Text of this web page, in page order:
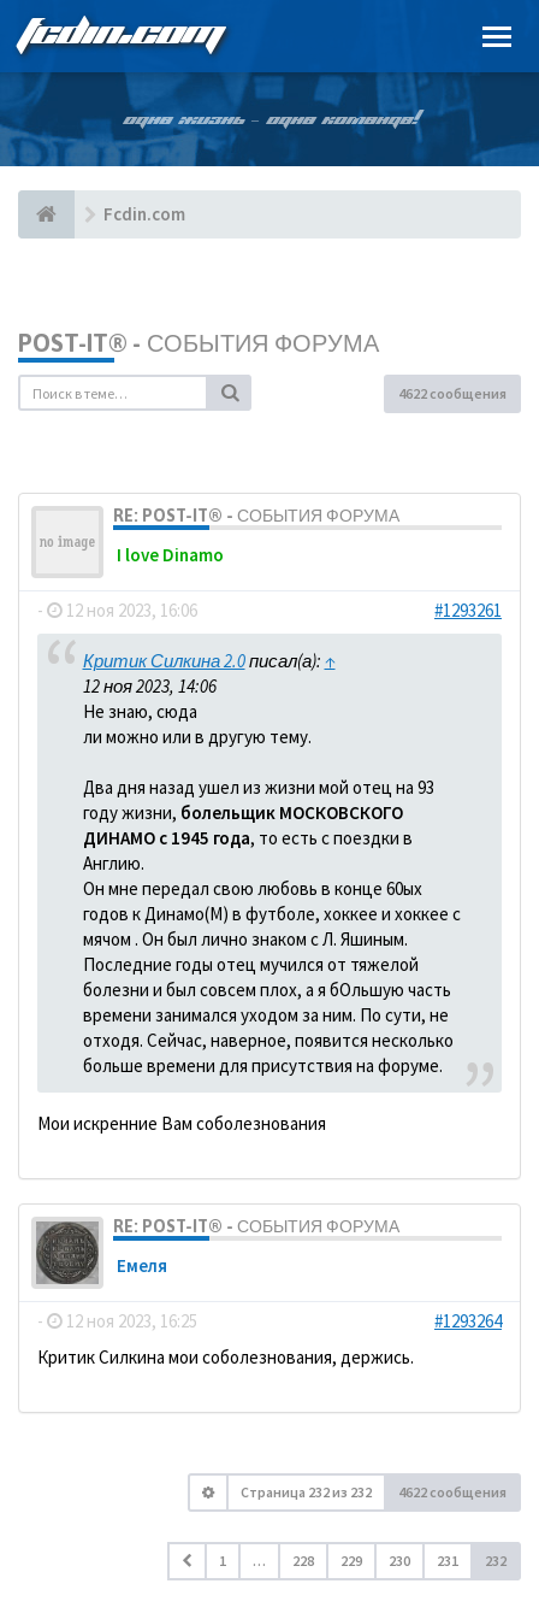
FCDIN.COM
ОДНА ЖИЗНЬ – ОДНА КОМАНДА!
Fcdin.com
POST-IT® - СОБЫТИЯ ФОРУМА
4622 сообщения
RE: POST-IT® - СОБЫТИЯ ФОРУМА
I love Dinamo
- 12 ноя 2023, 16:06 #1293261
Критик Силкина 2.0писал(а): ↑
12 ноя 2023, 14:06
Не знаю, сюда
ли можно или в другую тему.
Два дня назад ушел из жизни мой отец на 93
году жизни, болельщик МОСКОВСКОГО
ДИНАМО с 1945 года, то есть с поездки в
Англию.
Он мне передал свою любовь в конце 60ых
годов к Динамо(М) в футболе, хоккее и хоккее с
мячом . Он был лично знаком с Л. Яшиным.
Последние годы отец мучился от тяжелой
болезни и был совсем плох, а я бОльшую часть
времени занимался уходом за ним. По сути, не
отходя. Сейчас, наверное, появится несколько
больше времени для присутствия на форуме.
Мои искренние Вам соболезнования
RE: POST-IT® - СОБЫТИЯ ФОРУМА
Емеля
- 12 ноя 2023, 16:25
#1293264
Критик Силкина мои соболезнования, держись.
Страница 232из 232 4622 сообщения
1 … 228 229 230 231 232